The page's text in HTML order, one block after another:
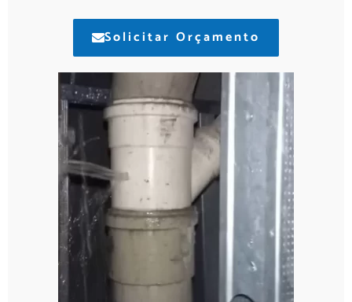
Solicitar Orçamento